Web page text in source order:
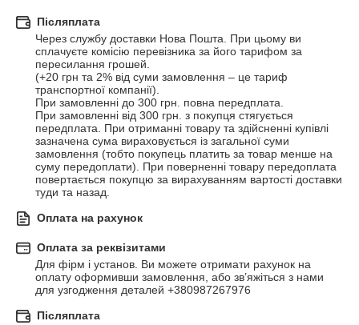
Післяплата
Через службу доставки Нова Пошта. При цьому ви
сплачуєте комісію перевізника за його тарифом за
пересилання грошей.
(+20 грн та 2% від суми замовлення – це тариф
транспортної компанії).
При замовленні до 300 грн. повна передплата.
При замовленні від 300 грн. з покупця стягується
передплата. При отриманні товару та здійсненні купівлі
зазначена сума вираховується із загальної суми
замовлення (тобто покупець платить за товар менше на
суму передоплати). При поверненні товару передоплата
повертається покупцю за вирахуванням вартості доставки
туди та назад.
Оплата на рахунок
Оплата за реквізитами
Для фірм і установ. Ви можете отримати рахунок на
оплату оформивши замовлення, або зв’яжіться з нами
для узгодження деталей +380987267976
Післяплата